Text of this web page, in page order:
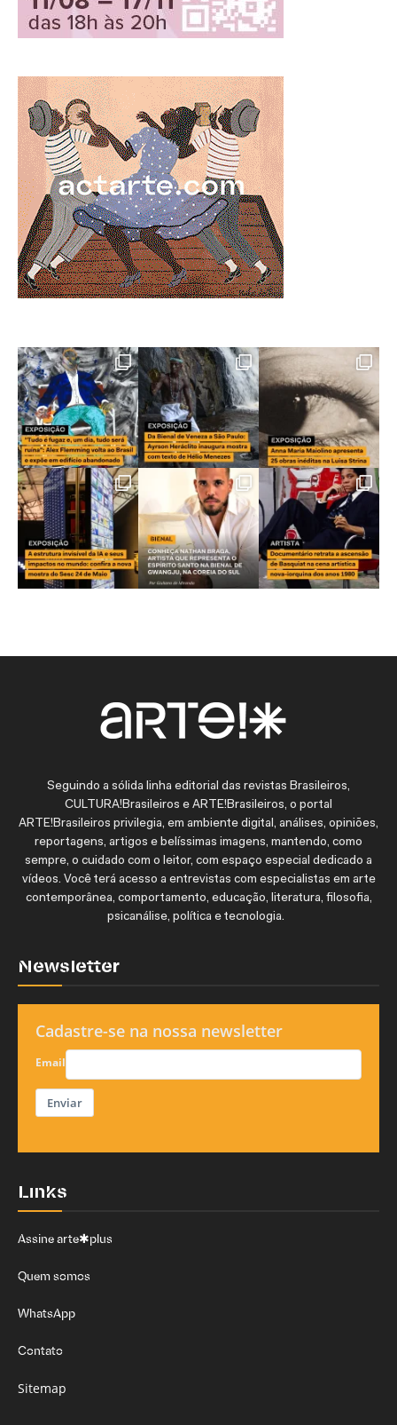
Seguindo a sólida linha editorial das revistas Brasileiros,
CULTURA!Brasileiros e ARTE!Brasileiros, o portal
ARTE!Brasileiros privilegia, em ambiente digital, análises, opiniões,
reportagens, artigos e belíssimas imagens, mantendo, como
sempre, o cuidado com o leitor, com espaço especial dedicado a
vídeos. Você terá acesso a entrevistas com especialistas em arte
contemporânea, comportamento, educação, literatura, filosofia,
psicanálise, política e tecnologia.
Newsletter
Cadastre-se na nossa newsletter
Email
Enviar
Links
Assine arte✱plus
Quem somos
WhatsApp
Contato
Sitemap